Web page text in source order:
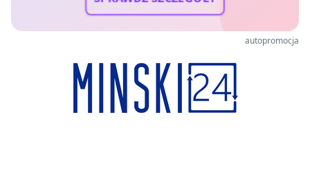
autopromocja